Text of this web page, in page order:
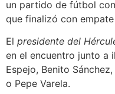
un partido de fútbol
que finalizó con empate
El presidente del
en el encuentro junto a
Espejo, Benito
o Pepe Varela.